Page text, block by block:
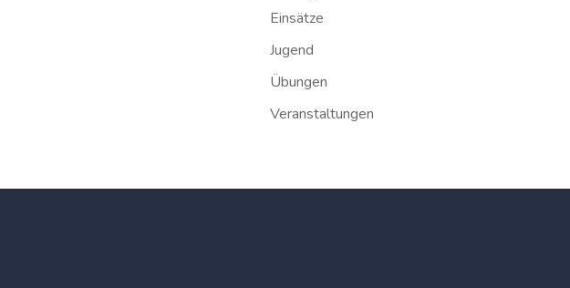
Einsätze
Jugend
Übungen
Veranstaltungen